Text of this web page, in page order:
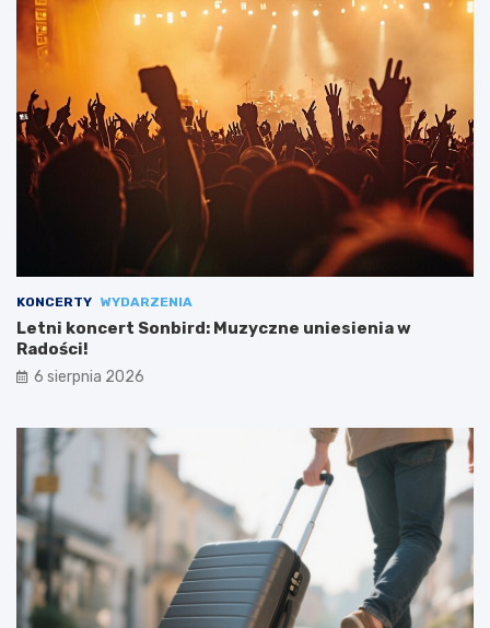
KONCERTY WYDARZENIA
Letni koncert Sonbird: Muzyczne uniesienia w
Radości!
6 sierpnia 2026